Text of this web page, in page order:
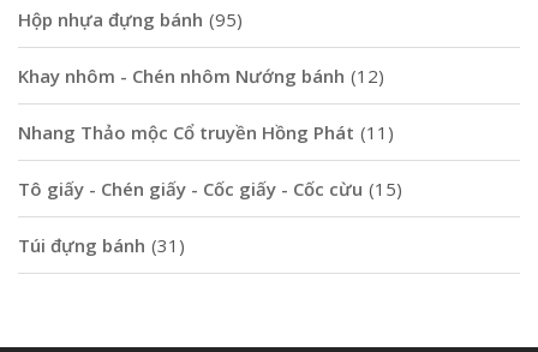
Hộp nhựa đựng bánh (95)
Khay nhôm - Chén nhôm Nướng bánh (12)
Nhang Thảo mộc Cổ truyền Hồng Phát (11)
Tô giấy - Chén giấy - Cốc giấy - Cốc cừu (15)
Túi đựng bánh (31)